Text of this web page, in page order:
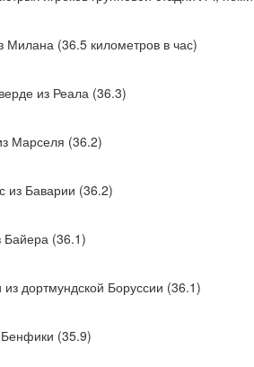
(36.5 километров в час)
из Реала (36.3)
Марселя (36.2)
из Баварии (36.2)
(36.1)
дортмундской Боруссии (36.1)
(35.9)